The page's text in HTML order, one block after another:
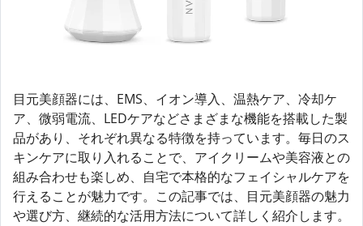
目元美顔器には、EMS、イオン導入、温熱ケア、冷却ケ
ア、微弱電流、LEDケアなどさまざまな機能を搭載した製
品があり、それぞれ異なる特徴を持っています。毎日のス
キンケアに取り入れることで、アイクリームや美容液との
組み合わせも楽しめ、自宅で本格的なフェイシャルケアを
行えることが魅力です。この記事では、目元美顔器の魅力
や選び方、継続的な活用方法について詳しく紹介します。